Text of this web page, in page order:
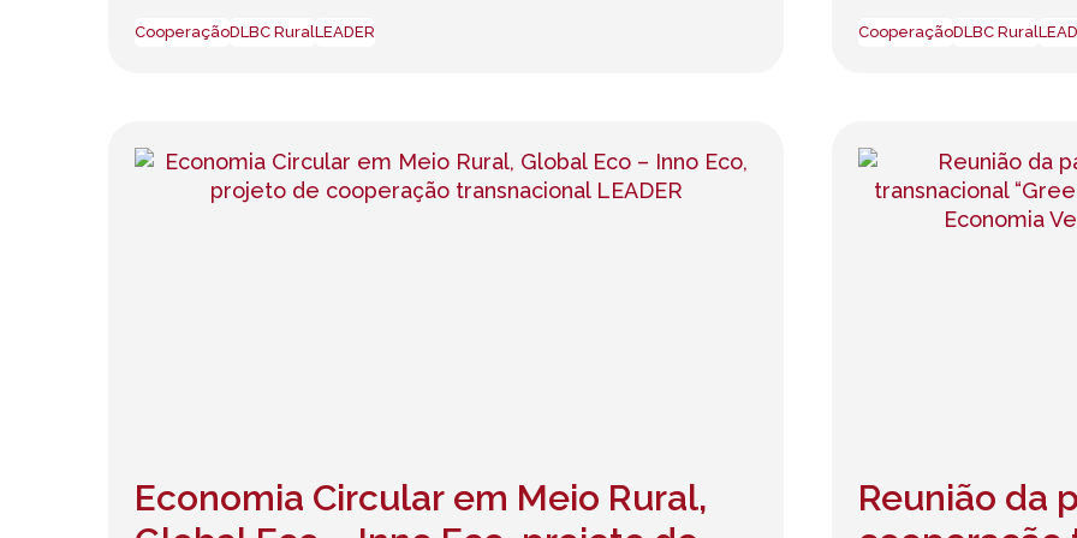
CooperaçãoDLBC RuralLEADER CooperaçãoDLBC Rural
Economia Circular em Meio Rural,
Reunião da